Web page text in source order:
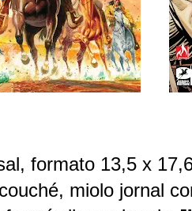
formato 13,5 x
miolo jornal